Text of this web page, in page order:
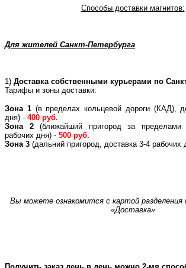
Способы доставки магнитов:
Для жителей Санкт-Петербурга
1) Доставка собственными курьерами по
Тарифы и зоны доставки:
Зона 1(в пределах кольцевой дороги (КАД),
дня) - 400 руб.
Зона 2(ближайший пригород за
рабочих дня) - 500 руб.
Зона 3 (дальний пригород, доставка 3-4 рабочих
Вы можете ознакомится с картой разделения
«Доставка»